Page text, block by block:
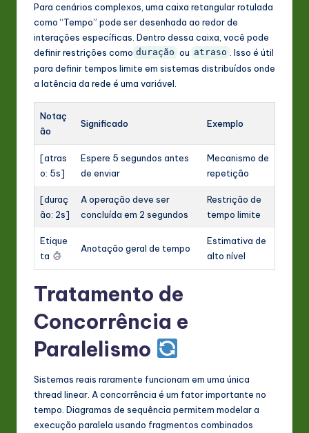
Para cenários complexos, uma caixa retangular rotulada
como “Tempo” pode ser desenhada ao redor de
interações específicas. Dentro dessa caixa, você pode
definir restrições como duração ou atraso
. Isso é útil
para definir tempos limite em sistemas distribuídos onde
a latência da rede é uma variável.
Notaç
ão
Significado Exemplo
[atras
o: 5s]
Espere 5 segundos antes
de enviar
Mecanismo de
repetição
[duraç
ão: 2s]
A operação deve ser
concluída em 2 segundos
Restrição de
tempo limite
Etique
ta
Anotação geral de tempo
Estimativa de
alto nível
Tratamento de
Concorrência e
Paralelismo
Sistemas reais raramente funcionam em uma única
thread linear. A concorrência é um fator importante no
tempo. Diagramas de sequência permitem modelar a
execução paralela usando fragmentos combinados